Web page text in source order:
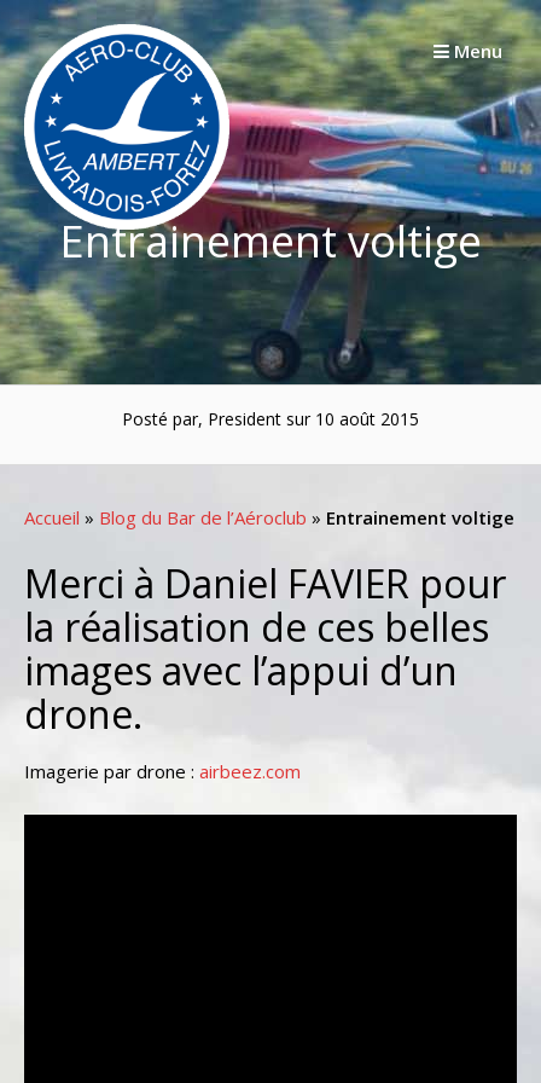
Passer
au
contenu
Menu
Entrainement voltige
Posté par, President sur 10 août 2015
Accueil » Blog du Bar de l’Aéroclub » Entrainement voltige
Merci à Daniel FAVIER pour
la réalisation de ces belles
images avec l’appui d’un
drone.
Imagerie par drone : airbeez.com